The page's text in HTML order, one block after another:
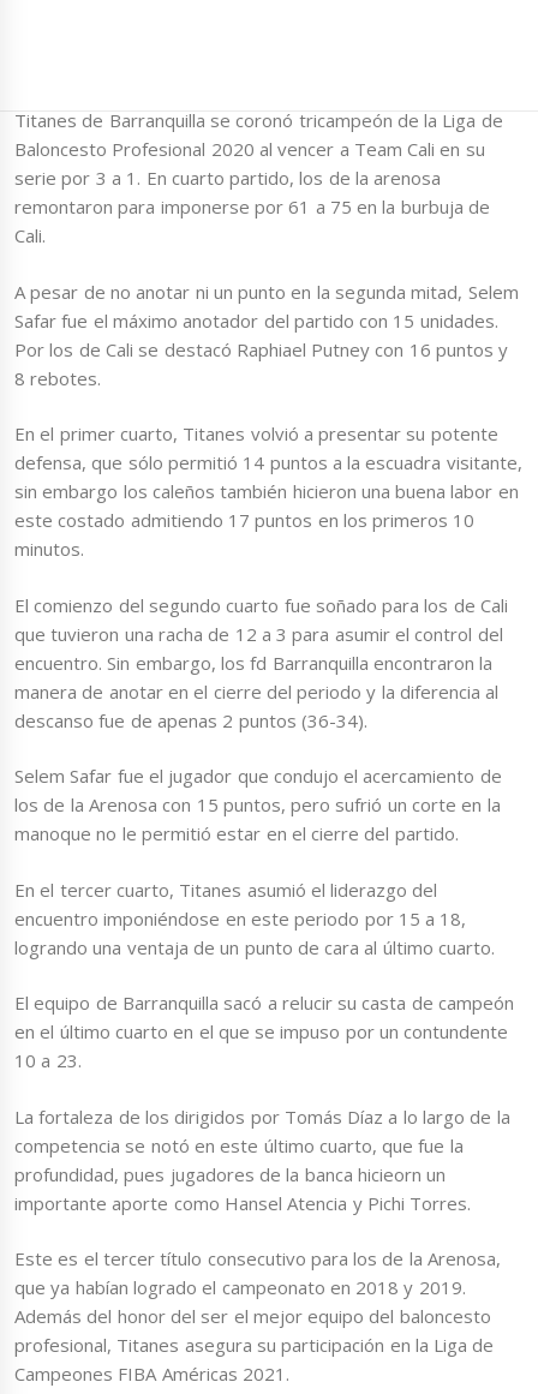
Titanes de Barranquilla se coronó tricampeón de la Liga de
Baloncesto Profesional 2020 al vencer a Team Cali en su
serie por 3 a 1. En cuarto partido, los de la arenosa
remontaron para imponerse por 61 a 75 en la burbuja de
Cali.
A pesar de no anotar ni un punto en la segunda mitad, Selem
Safar fue el máximo anotador del partido con 15 unidades.
Por los de Cali se destacó Raphiael Putney con 16 puntos y
8 rebotes.
En el primer cuarto, Titanes volvió a presentar su potente
defensa, que sólo permitió 14 puntos a la escuadra visitante,
sin embargo los caleños también hicieron una buena labor en
este costado admitiendo 17 puntos en los primeros 10
minutos.
El comienzo del segundo cuarto fue soñado para los de Cali
que tuvieron una racha de 12 a 3 para asumir el control del
encuentro. Sin embargo, los fd Barranquilla encontraron la
manera de anotar en el cierre del periodo y la diferencia al
descanso fue de apenas 2 puntos (36-34).
Selem Safar fue el jugador que condujo el acercamiento de
los de la Arenosa con 15 puntos, pero sufrió un corte en la
manoque no le permitió estar en el cierre del partido.
En el tercer cuarto, Titanes asumió el liderazgo del
encuentro imponiéndose en este periodo por 15 a 18,
logrando una ventaja de un punto de cara al último cuarto.
El equipo de Barranquilla sacó a relucir su casta de campeón
en el último cuarto en el que se impuso por un contundente
10 a 23.
La fortaleza de los dirigidos por Tomás Díaz a lo largo de la
competencia se notó en este último cuarto, que fue la
profundidad, pues jugadores de la banca hicieorn un
importante aporte como Hansel Atencia y Pichi Torres.
Este es el tercer título consecutivo para los de la Arenosa,
que ya habían logrado el campeonato en 2018 y 2019.
Además del honor del ser el mejor equipo del baloncesto
profesional, Titanes asegura su participación en la Liga de
Campeones FIBA Américas 2021.